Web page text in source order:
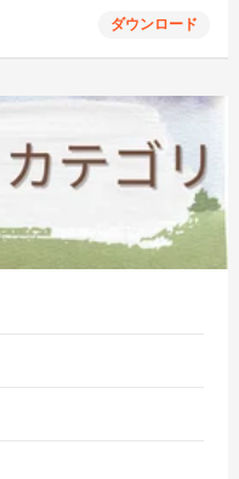
ダウンロード